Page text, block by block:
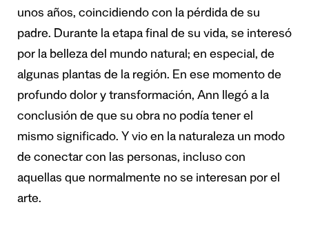
unos años, coincidiendo con la pérdida de su
padre. Durante la etapa final de su vida, se interesó
por la belleza del mundo natural; en especial, de
algunas plantas de la región. En ese momento de
profundo dolor y transformación, Ann llegó a la
conclusión de que su obra no podía tener el
mismo significado. Y vio en la naturaleza un modo
de conectar con las personas, incluso con
aquellas que normalmente no se interesan por el
arte.